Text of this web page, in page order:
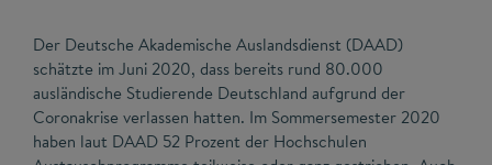
Der Deutsche Akademische Auslandsdienst (DAAD)
schätzte im Juni 2020, dass bereits rund 80.000
ausländische Studierende Deutschland aufgrund der
Coronakrise verlassen hatten. Im Sommersemester 2020
haben laut DAAD 52 Prozent der Hochschulen